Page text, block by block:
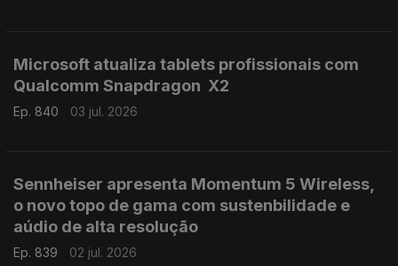
Microsoft atualiza tablets profissionais com
Qualcomm Snapdragon X2
Ep. 840 03 jul. 2026
Sennheiser apresenta Momentum 5 Wireless,
o novo topo de gama com sustenbilidade e
aúdio de alta resolução
Ep. 839 02 jul. 2026